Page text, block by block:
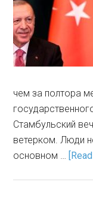
чем за полтора
Стамбульский
ветерком. Люди
основном …